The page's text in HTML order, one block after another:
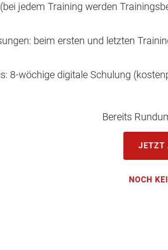
jedem Training werden
beim ersten und letzten
8-wöchige digitale Schulung
Bereits
JETZT
NOCH